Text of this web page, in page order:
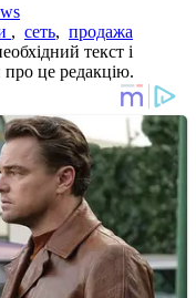
, сеть, продажа
текст і
це редакцію.